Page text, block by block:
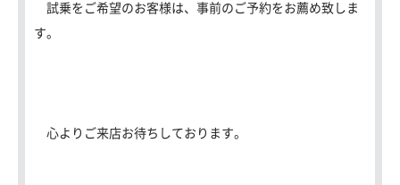
試乗をご希望のお客様は、事前のご予約をお薦め致しま
す。
心よりご来店お待ちしております。